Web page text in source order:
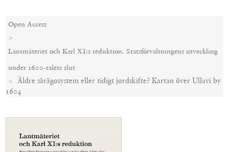
Open Access
Lantmäteriet och Karl XI:s reduktion. Statsförvaltningens utveckling
under 1600-talets slut
Äldre särägosystem eller tidigt jordskifte? Kartan över Ullavi by
1604